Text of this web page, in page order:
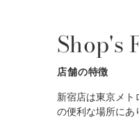
Shop's
店舗の特徴
新宿店は東京メト
の便利な場所にあ